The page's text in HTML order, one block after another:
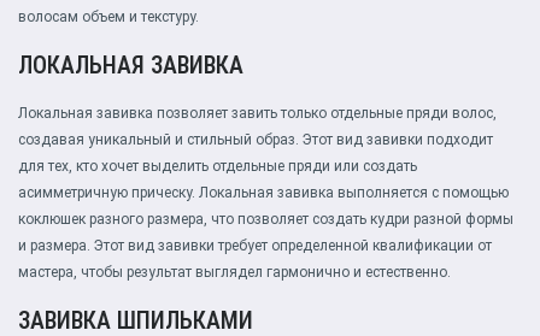
волосам объем и текстуру.
ЛОКАЛЬНАЯ ЗАВИВКА
Локальная завивка позволяет завить только отдельные пряди волос,
создавая уникальный и стильный образ. Этот вид завивки подходит
для тех, кто хочет выделить отдельные пряди или создать
асимметричную прическу. Локальная завивка выполняется с помощью
коклюшек разного размера, что позволяет создать кудри разной формы
и размера. Этот вид завивки требует определенной квалификации от
мастера, чтобы результат выглядел гармонично и естественно.
ЗАВИВКА ШПИЛЬКАМИ